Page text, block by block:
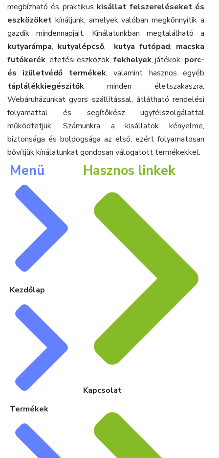
megbízható és praktikus kisállat felszereléseket és
eszközöket kínáljunk, amelyek valóban megkönnyítik a
gazdik mindennapjait. Kínálatunkban megtalálható a
kutyarámpa, kutyalépcső, kutya futópad, macska
futókerék, etetési eszközök, fekhelyek, játékok, porc-
és izületvédő termékek, valamint hasznos egyéb
táplálékkiegészítők minden életszakaszra.
Webáruházunkat gyors szállítással, átlátható rendelési
folyamattal és segítőkész ügyfélszolgálattal
működtetjük. Számunkra a kisállatok kényelme,
biztonsága és boldogsága az első, ezért folyamatosan
bővítjük kínálatunkat gondosan válogatott termékekkel.
Menü
Kezdőlap
Termékek
Hasznos linkek
Kapcsolat